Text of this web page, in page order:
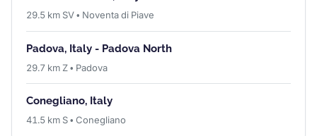
29.5 km SV • Noventa di Piave
Padova, Italy - Padova North
29.7 km Z • Padova
Conegliano, Italy
41.5 km S • Conegliano